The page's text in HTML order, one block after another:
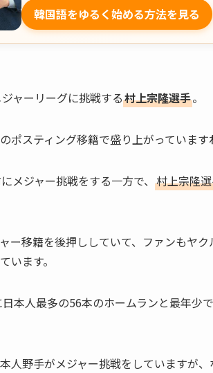
韓国語をゆるく始める方法を見る
ャーリーグに挑戦する村上宗隆選手。
ポスティング移籍で盛り上がっています
メジャー挑戦をする一方で、 村上宗隆
ー移籍を後押ししていて、ファンもヤ
います。
本人最多の56本のホームランと最年少
人野手がメジャー挑戦をしていますが、